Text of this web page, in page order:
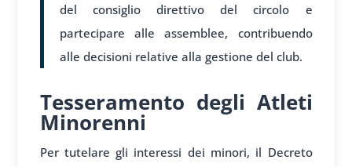
del consiglio direttivo del circolo e
partecipare alle assemblee, contribuendo
alle decisioni relative alla gestione del club.
Tesseramento degli Atleti
Minorenni
Per tutelare gli interessi dei minori, il Decreto